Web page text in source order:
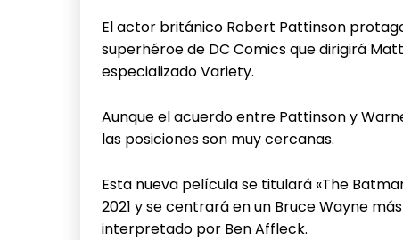
El actor británico Robert Pattinson
superhéroe de DC Comics que dirigirá
especializado Variety.
Aunque el acuerdo entre Pattinson y
las posiciones son muy cercanas.
Esta nueva película se titulará «The
2021 y se centrará en un Bruce Wayne
interpretado por Ben Affleck.